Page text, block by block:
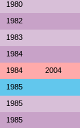
1980
1982
1983
1984
1984 2004
1985
1985
1985